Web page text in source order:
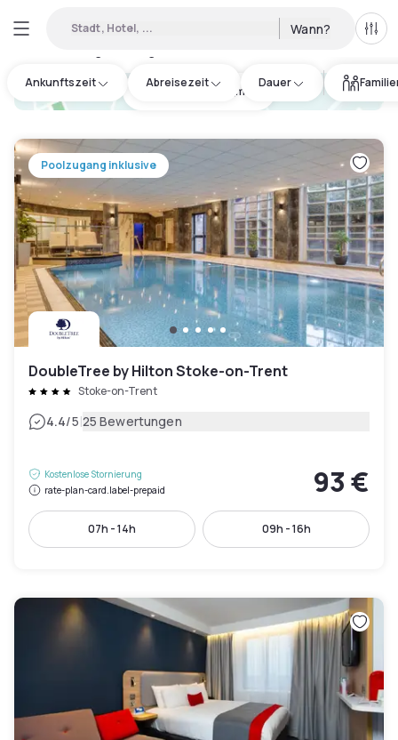
Stadt, Hotel, ... Wann? Alle
Ankunftszeit Abreisezeit Dauer
hotel.cta.view_map
Poolzugang inklusive
DoubleTree by Hilton Stoke-on-Trent
Stoke-on-Trent
4.4/5|25 Bewertungen
Kostenlose Stornierung
rate-plan-card.label-prepaid
93 €
07h - 14h 09h - 16h